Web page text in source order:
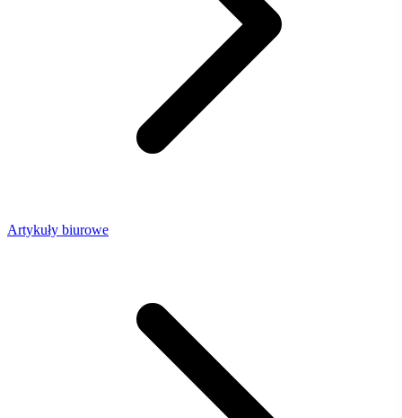
Artykuły biurowe